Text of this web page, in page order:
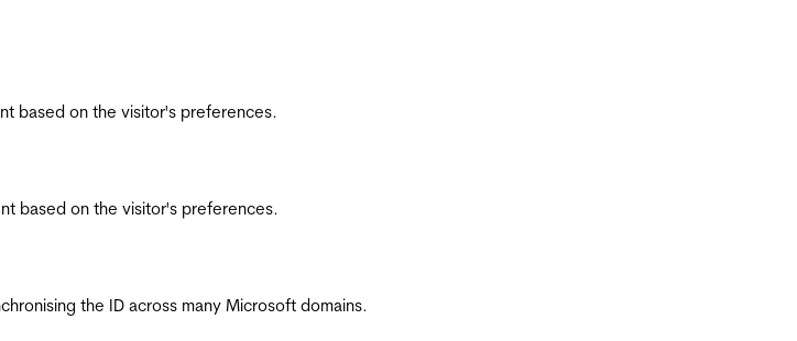
based on the visitor's preferences.
based on the visitor's preferences.
the ID across many Microsoft domains.